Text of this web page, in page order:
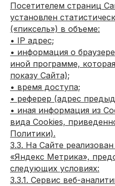
Посетителем страниц
установлен
(«пиксель») в объеме:
• IP адрес;
• информация о
иной программе,
показу Сайта);
• время доступа;
• реферер (адрес
• иная информация из
вида Cookies,
Политики).
3.3. На Сайте
«Яндекс Метрика»,
следующих условиях:
3.3.1. Сервис веб-